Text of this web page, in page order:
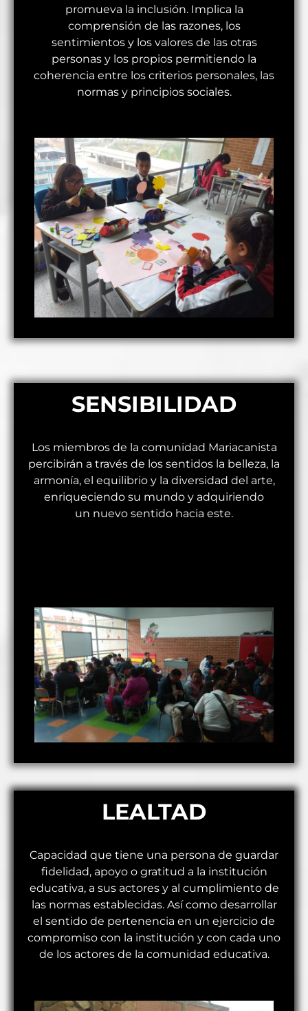
promueva la inclusión. Implica la
comprensión de las razones, los
sentimientos y los valores de las otras
personas y los propios permitiendo la
coherencia entre los criterios personales, las
normas y principios sociales.
SENSIBILIDAD
Los miembros de la comunidad Mariacanista
percibirán a través de los sentidos la belleza, la
armonía, el equilibrio y la diversidad del arte,
enriqueciendo su mundo y adquiriendo
un nuevo sentido hacia este.
LEALTAD
Capacidad que tiene una persona de guardar
fidelidad, apoyo o gratitud a la institución
educativa, a sus actores y al cumplimiento de
las normas establecidas. Así como desarrollar
el sentido de pertenencia en un ejercicio de
compromiso con la institución y con cada uno
de los actores de la comunidad educativa.